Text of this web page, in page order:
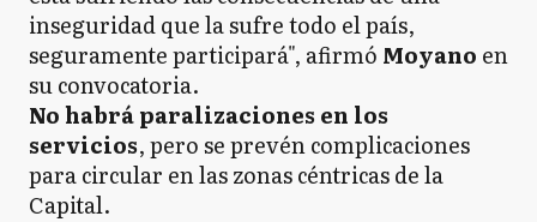
inseguridad que la sufre todo el país,
seguramente participará", afirmó Moyano en
su convocatoria.
No habrá paralizaciones en los
servicios, pero se prevén complicaciones
para circular en las zonas céntricas de la
Capital.